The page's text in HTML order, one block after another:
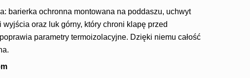
barierka ochronna montowana na poddaszu, uchwyt
oraz luk górny, który chroni klapę przed
parametry termoizolacyjne. Dzięki niemu całość